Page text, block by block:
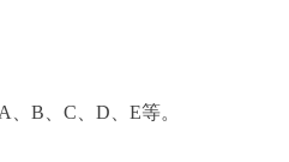
B、C、D、E等。